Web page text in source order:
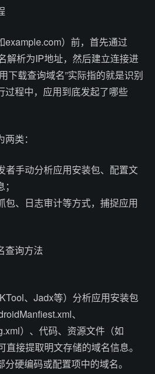
example.com）前，首先通过
解析为IP地址，然后建立连接进
下载查询域名”实际指的就是识别
过程中，应用到底发起了哪些
类：
者手动分析应用安装包、配置文
包、日志审计等方式，捕捉应用
查询方法
、Jadx等）分析应用安装包
、
）、代码、资源文件（如
接提取明文存储的域名信息。
硬编码或配置项中的域名。